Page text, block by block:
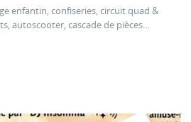
enfantin, confiseries, circuit quad &
autoscooter, cascade de pièces…